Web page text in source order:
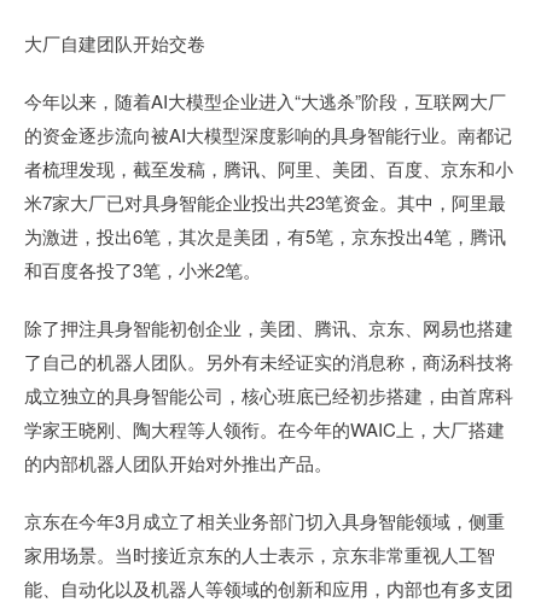
大厂自建团队开始交卷
今年以来，随着AI大模型企业进入“大逃杀”阶段，互联网大厂
的资金逐步流向被AI大模型深度影响的具身智能行业。南都记
者梳理发现，截至发稿，腾讯、阿里、美团、百度、京东和小
米7家大厂已对具身智能企业投出共23笔资金。其中，阿里最
为激进，投出6笔，其次是美团，有5笔，京东投出4笔，腾讯
和百度各投了3笔，小米2笔。
除了押注具身智能初创企业，美团、腾讯、京东、网易也搭建
了自己的机器人团队。另外有未经证实的消息称，商汤科技将
成立独立的具身智能公司，核心班底已经初步搭建，由首席科
学家王晓刚、陶大程等人领衔。在今年的WAIC上，大厂搭建
的内部机器人团队开始对外推出产品。
京东在今年3月成立了相关业务部门切入具身智能领域，侧重
家用场景。当时接近京东的人士表示，京东非常重视人工智
能、自动化以及机器人等领域的创新和应用，内部也有多支团